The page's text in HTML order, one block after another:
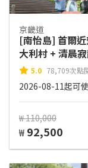
京畿道
[南怡島] 首爾
大利村 + 清晨
5.0 78,709次點
2026-08-11起可
₩ 110,000
₩ 92,500